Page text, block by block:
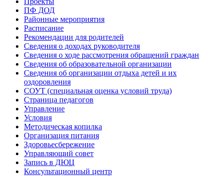
ПФ ДОД
Районные мероприятия
Расписание
Рекомендации для родителей
Сведения о доходах руководителя
Сведения о ходе рассмотрения обращений граждан
Сведения об образовательной организации
Сведения об организации отдыха детей и их
оздоровления
СОУТ (специальная оценка условий труда)
Страница педагогов
Управление
Условия
Методическая копилка
Организация питания
Здоровьесбережение
Управляющий совет
Запись в ДЮЦ
Консультационный центр